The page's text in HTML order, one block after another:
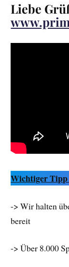
Liebe
Wichtiger Tipp
-> Wir halten
bereit
-> Über 8.000